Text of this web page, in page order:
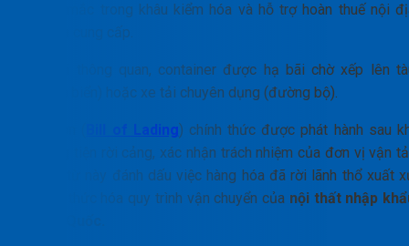
vướng mắc trong khâu kiểm hóa và hỗ trợ hoàn thuế nội
cho nhà cung cấp.
Sau khi thông quan, container được hạ bãi chờ xếp lên
(đường biển) hoặc xe tải chuyên dụng (đường bộ).
Bill of Lading) chính thức được phát hành sau
phương tiện rời cảng, xác nhận trách nhiệm của đơn vị vận
Chứng từ này đánh dấu việc hàng hóa đã rời lãnh thổ xuất
và hợp thức hóa quy trình vận chuyển của nội thất nhập